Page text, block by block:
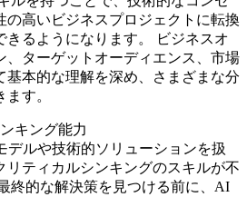
の高いビジネスプロジェクトに転換
きるようになります。
ビジネスオ
、ターゲットオーディエンス、市場
基本的な理解を深め、さまざまな分
す。
キング能力
デルや技術的ソリューションを扱
リティカルシンキングのスキルが不
終的な解決策を見つける前に、AI